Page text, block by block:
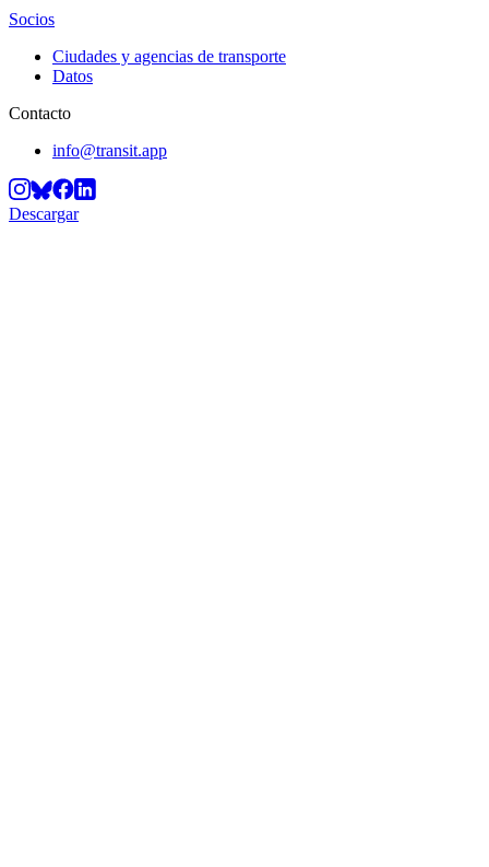
Socios
Ciudades y agencias de transporte
Datos
Contacto
info@transit.app
Descargar